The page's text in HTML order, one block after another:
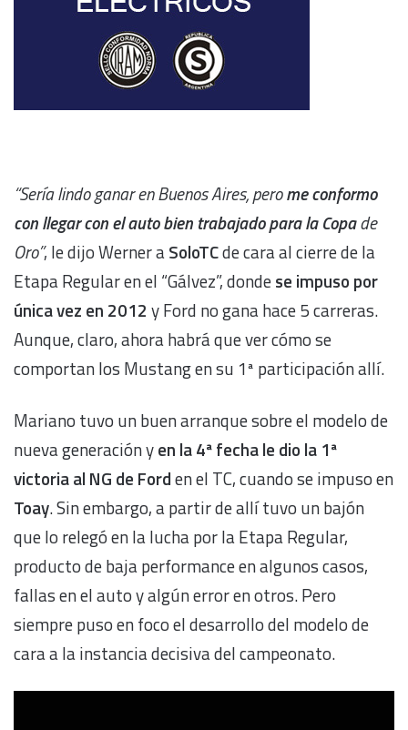
“Sería lindo ganar en Buenos Aires, perome conformo
con llegar con el auto bien trabajado para la Copade
Oro”, le dijo Werner aSoloTCde cara al cierre de la
Etapa Regular en el “Gálvez”, dondese impuso por
única vez en 2012 y Ford no gana hace 5 carreras.
Aunque, claro, ahora habrá que ver cómo se
comportan los Mustang en su 1ª participación allí.
Mariano tuvo un buen arranque sobre el modelo de
nueva generación yen la 4ª fecha le dio la 1ª
victoria al NG de Forden el TC, cuando se impuso en
Toay. Sin embargo, a partir de allí tuvo un bajón
que lo relegó en la lucha por la Etapa Regular,
producto de baja performance en algunos casos,
fallas en el auto y algún error en otros. Pero
siempre puso en foco el desarrollo del modelo de
cara a la instancia decisiva del campeonato.